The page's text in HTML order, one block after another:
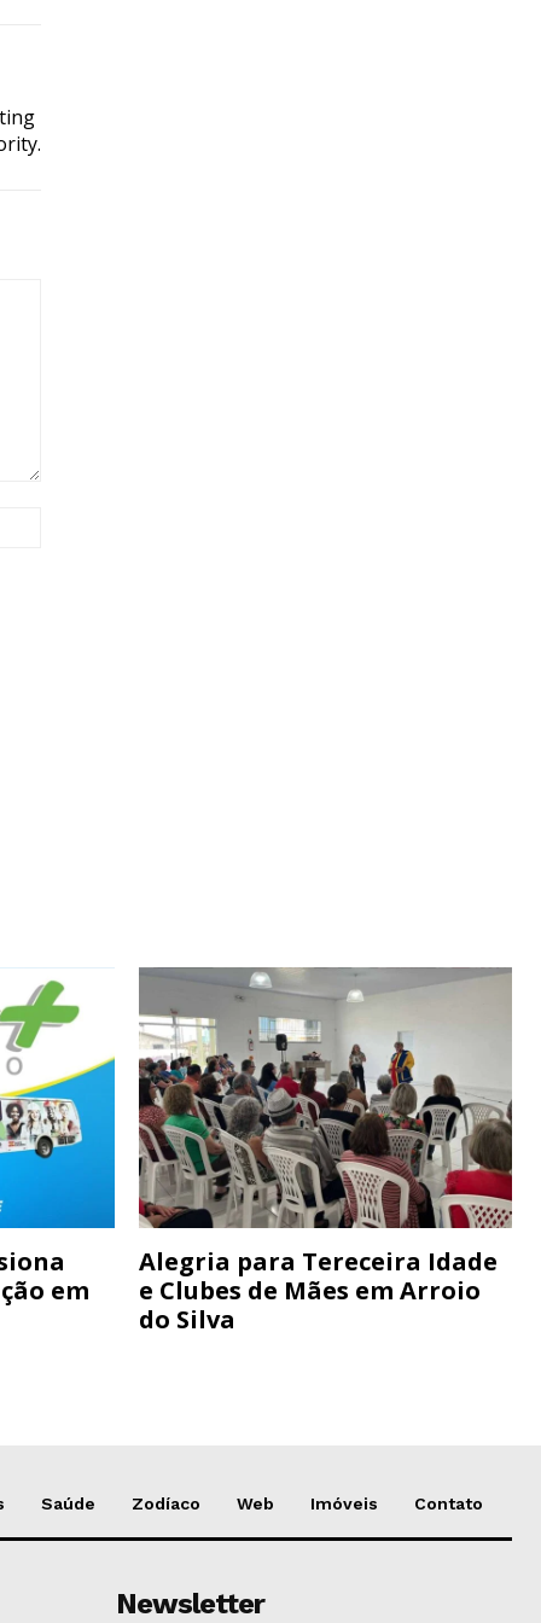
em
Alegria para Tereceira Idade
e Clubes de Mães em Arroio
do Silva
Saúde Zodíaco Web Imóveis Contato
Newsletter